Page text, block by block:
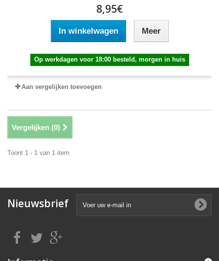
8,95€
In winkelwagen Meer
Op werkdagen voor 18:00 besteld, morgen in huis
Aan vergelijken toevoegen
Vergelijken (0)
Toont 1 - 1 van 1 item
Nieuwsbrief